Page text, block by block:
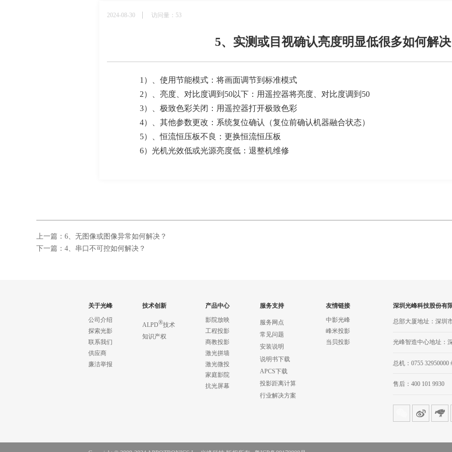
2024-08-30 访问量：53
5、实测或目视确认亮度明显低很多如何解决
1 ） 、使用节能模式：将画面调节到标准模式
2） 、亮度、对比度调到 50以下：用遥控器将亮度、对比度调到 50
3） 、极致色彩关闭：用遥控器打开极致色彩
4）
、其他参数更改：系统复位确认（复位前确认机器融合状态）
5） 、恒流恒压板不良：更换恒流恒压板
6）光机光效低或光源亮度低：退整机维修
上一篇：6、无图像或图像异常如何解决？
下一篇：4、串口不可控如何解决？
关于光峰
公司介绍
探索光影
联系我们
供应商
廉洁举报
技术创新
ALPD®技术
知识产权
产品中心
影院放映
工程投影
商教投影
激光拼墙
激光微投
家庭影院
抗光屏幕
服务支持
服务网点
常见问题
安装说明
说明书下载
APCS下载
投影距离计算
行业解决方案
友情链接
中影光峰
峰米投影
当贝投影
深圳光峰科技股份有
总部大厦地址：深圳
光峰智造中心地址：
总机：0755 32950000
售后：400 101 9930